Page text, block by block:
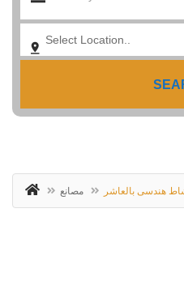
مصانع هندسى بالعاشر